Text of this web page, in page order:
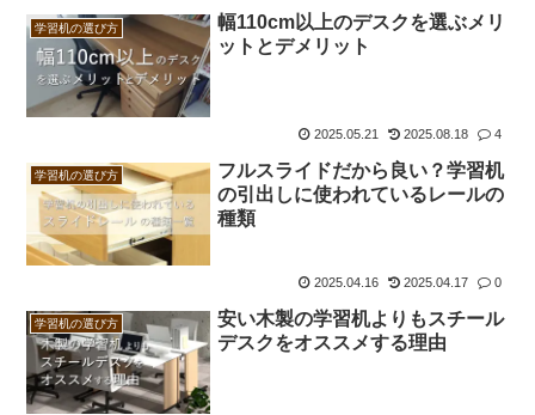
学習机の選び方
幅110cm以上のデスクを選ぶメリ
ットとデメリット
2025.05.21 2025.08.18 4
学習机の選び方
フルスライドだから良い？学習机
の引出しに使われているレールの
種類
2025.04.16 2025.04.17 0
学習机の選び方
安い木製の学習机よりもスチール
デスクをオススメする理由